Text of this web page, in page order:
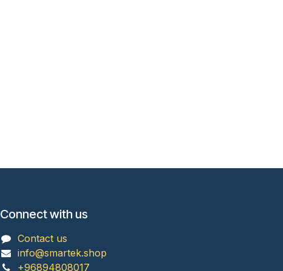
Connect with us
Contact us
info@smartek.shop
+96894808017